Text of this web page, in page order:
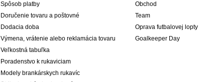
Spôsob platby
Doručenie tovaru a poštovné
Dodacia doba
Výmena, vrátenie alebo reklamácia tovaru
Veľkostná tabuľka
Poradenstvo k rukaviciam
Modely brankárskych rukavíc
Obchod
Team
Oprava futbalovej lopty
Goalkeeper Day